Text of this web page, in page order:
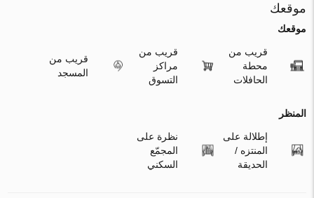
موقعك
موقعك
قريب من
محطة
الحافلات
قريب من
مراكز
التسوق
قريب من
المسجد
المنظر
إطلالة على
المنتزه /
الحديقة
نظرة على
المجمّع
السكني